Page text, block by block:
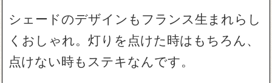
シェードのデザインもフランス生まれらし
くおしゃれ。灯りを点けた時はもちろん、
点けない時もステキなんです。